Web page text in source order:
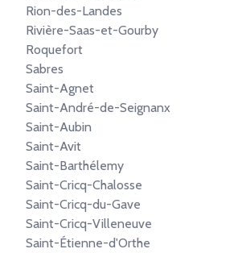
Rion-des-Landes
Rivière-Saas-et-Gourby
Roquefort
Sabres
Saint-Agnet
Saint-André-de-Seignanx
Saint-Aubin
Saint-Avit
Saint-Barthélemy
Saint-Cricq-Chalosse
Saint-Cricq-du-Gave
Saint-Cricq-Villeneuve
Saint-Étienne-d'Orthe